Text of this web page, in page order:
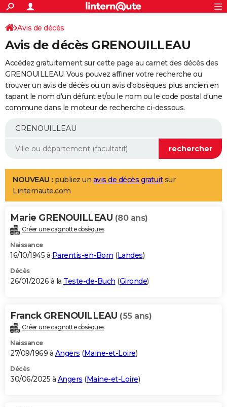
ACTUALITÉS
Politique
Société
Faits Divers
Education
Monde
Villes
+
SPORT
Coupe du monde 2026
Football
Tennis
Cyclisme
Rugby
Forum
Programme TV
TNT
Streaming
Cinéma
Sorties cinéma
Musique
+
FINANCE
Retraite
Epargne
Immobilier
Risques naturels par ville
Assurance
AUTO
Essais
Réserver un essai
Citadines
Berlines
SUV
Forum auto
+
Mobiles
Meilleur smartphone
Internet
Ordinateurs
Jeux vidéo
Guide high-tech
Aménagement intérieur
LIFESTYLE
Art de vivre
Bien-être
Loisirs
Mode
Modes de vie
Alimentation
Guide de la santé
Maladies
Médicaments
Sommeil
VOYAGE
Destinations
City break
Voyage nature
Voyage de noces
Forum
Climat
+PHOTO
GUIDES D'ACHAT
BONS PLANS
Carte de Noël
Carte Bonne année
Carte Saint-Valentin
Carte Pâques
Carte d'anniversaire
DICTIONNAIRE
Dictionnaire
Biographies
Citations
Expressions
Proverbes
PROGRAMME TV
S'inscrire
Se connecter
Lycées
Collèges
Primaires
Universités
Entreprises
Service militaire
Avis de recherche
AVIS DE DÉCÈS
Avis de décès
Avis de décès GRENOUILLEAU
Accédez gratuitement sur cette page au carnet des décès des
GRENOUILLEAU. Vous pouvez affiner votre recherche ou
trouver un avis de décès ou un avis d'obsèques plus ancien en
tapant le nom d'un défunt et/ou le nom ou le code postal d'une
commune dans le moteur de recherche ci-dessous.
NOUVEAU : publiez un avis de décès gratuitsur
Linternaute.com
Marie GRENOUILLEAU (80 ans)
Créer une cagnotte obsèques
Naissance
16/10/1945 à Parentis-en-Born (Landes)
Décès
26/01/2026 à la Teste-de-Buch (Gironde)
Franck GRENOUILLEAU (55 ans)
Créer une cagnotte obsèques
Naissance
27/09/1969 à Angers (Maine-et-Loire)
Décès
30/06/2025 à Angers (Maine-et-Loire)